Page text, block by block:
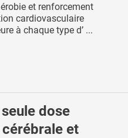
et renforcement
cardiovasculaire
à chaque type d’ ...
seule dose
et